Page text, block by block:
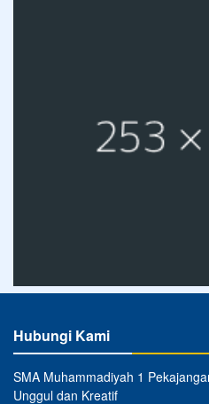
Hubungi Kami
SMA Muhammadiyah 1
Unggul dan Kreatif